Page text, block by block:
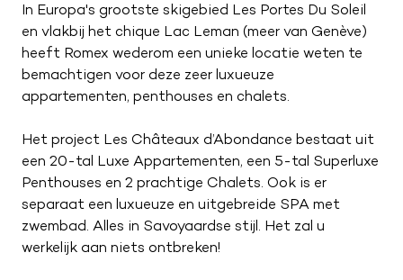
In Europa's grootste skigebied Les Portes Du Soleil
en vlakbij het chique Lac Leman (meer van Genè ve)
heeft Romex wederom een unieke locatie weten te
bemachtigen voor deze zeer luxueuze
appartementen, penthouses en chalets.
Het project Les Châteaux d’Abondance bestaat uit
een 20-tal Luxe Appartementen, een 5-tal Superluxe
Penthouses en 2 prachtige Chalets. Ook is er
separaat een luxueuze en uitgebreide SPA met
zwembad. Alles in Savoyaardse stijl. Het zal u
werkelijk aan niets ontbreken!